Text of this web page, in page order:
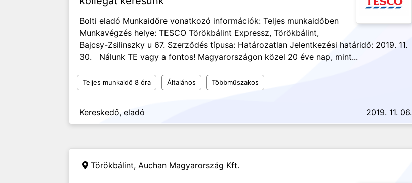
Bolti eladó Munkaidőre vonatkozó információk: Teljes munkaidőben
Munkavégzés helye: TESCO Törökbálint Expressz, Törökbálint,
Bajcsy-Zsilinszky u 67. Szerződés típusa: Határozatlan Jelentkezési határidő: 2019. 11.
30. Nálunk TE vagy a fontos! Magyarországon közel 20 éve nap, mint...
Teljes munkaidő 8 óra Általános Többműszakos
Kereskedő, eladó 2019. 11. 06.
Törökbálint, Auchan Magyarország Kft.